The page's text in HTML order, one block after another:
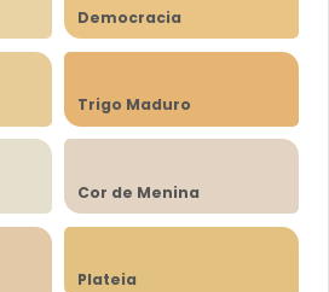
Democracia
Trigo Maduro
Cor de Menina
Plateia